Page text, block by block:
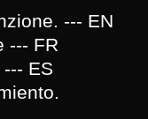
--- EN
--- FR
ES